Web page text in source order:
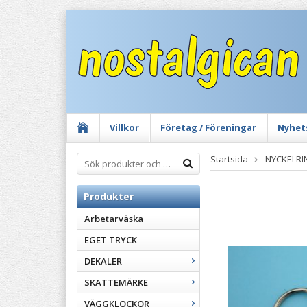
Villkor Företag / Föreningar
Produkter
Arbetarväska
EGET TRYCK
DEKALER
SKATTEMÄRKE
VÄGGKLOCKOR
Startsida